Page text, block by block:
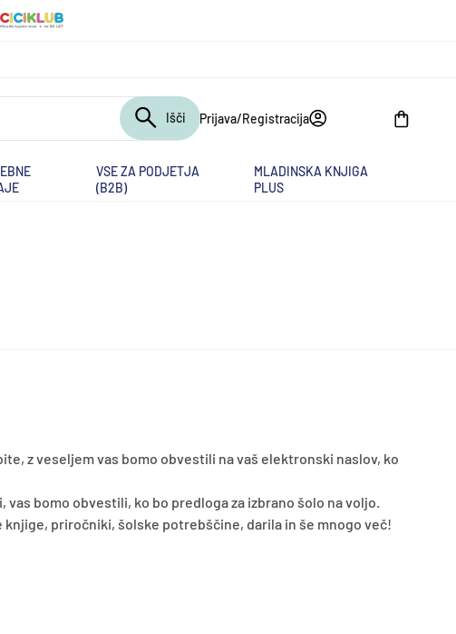
Išči
Prijava/Registracija
VSE ZA PODJETJA
(B2B)
MLADINSKA KNJIGA
PLUS
z veseljem vas bomo obvestili na vaš elektronski naslov, ko
bomo obvestili, ko bo predloga za izbrano šolo na voljo.
priročniki, šolske potrebščine, darila in še mnogo več!